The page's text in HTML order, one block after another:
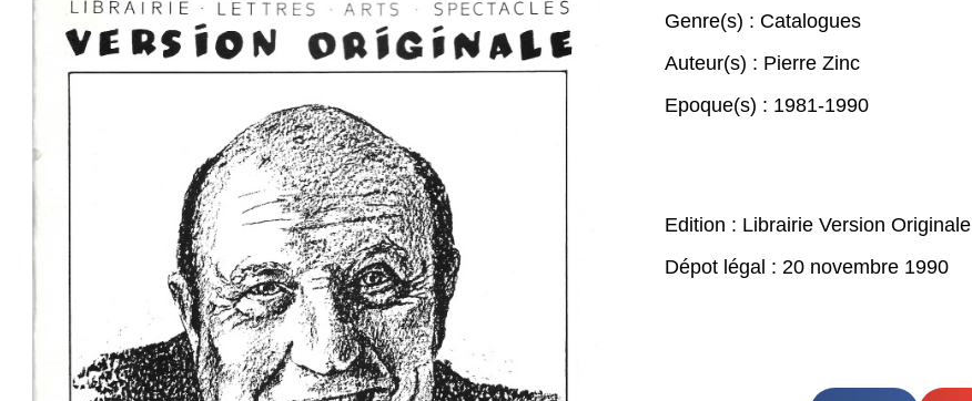
Genre(s) : Catalogues
Auteur(s) : Pierre Zinc
Epoque(s) : 1981-1990
Edition : Librairie Version Originale
Dépot légal : 20 novembre 1990